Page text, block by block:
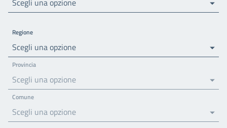
Scegli una opzione
Regione
Scegli una opzione
Provincia
Scegli una opzione
Comune
Scegli una opzione